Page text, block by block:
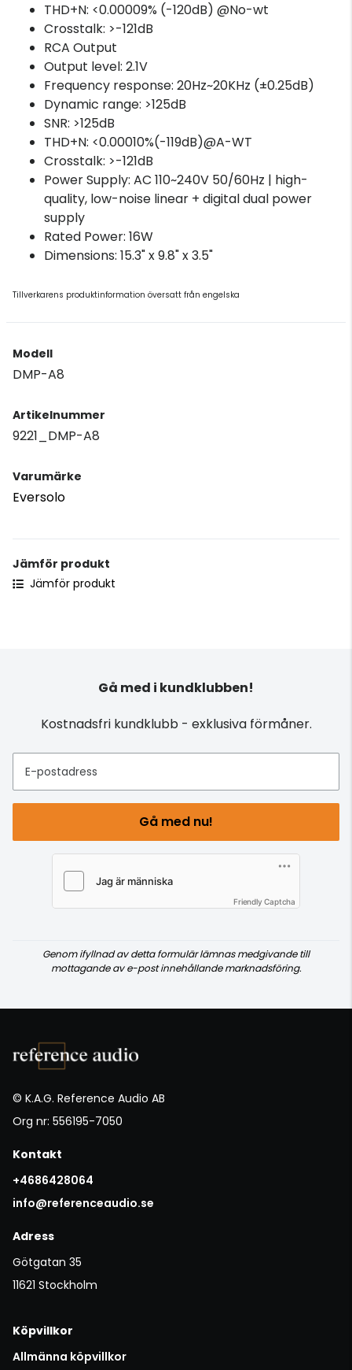
THD+N: <0.00009% (-120dB) @No-wt
Crosstalk: >-121dB
RCA Output
Output level: 2.1V
Frequency response: 20Hz~20KHz (±0.25dB)
Dynamic range: >125dB
SNR: >125dB
THD+N: <0.00010%(-119dB)@A-WT
Crosstalk: >-121dB
Power Supply: AC 110~240V 50/60Hz | high-
quality, low-noise linear + digital dual power
supply
Rated Power: 16W
Dimensions: 15.3" x 9.8" x 3.5"
Tillverkarens produktinformation översatt från engelska
Modell
DMP-A8
Artikelnummer
9221_DMP-A8
Varumärke
Eversolo
Jämför produkt
Jämför produkt
Gå med i kundklubben!
Kostnadsfri kundklubb - exklusiva förmåner.
E-postadress
Gå med nu!
Friendly Captcha
Genom ifyllnad av detta formulär lämnas medgivande till
mottagande av e-post innehållande marknadsföring.
© K.A.G. Reference Audio AB
Org nr: 556195-7050
Kontakt
+4686428064
info@referenceaudio.se
Adress
Götgatan 35
11621 Stockholm
Köpvillkor
Allmänna köpvillkor